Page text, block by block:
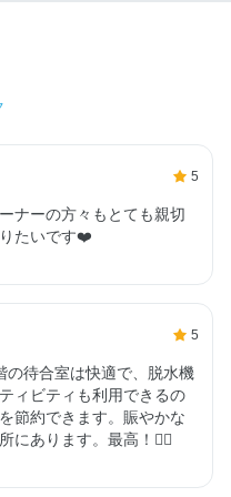
5
ナーの方々もとても親切
たいです❤️
5
の待合室は快適で、脱水機
ィビティも利用できるの
節約できます。賑やかな
あります。最高！👍🏻